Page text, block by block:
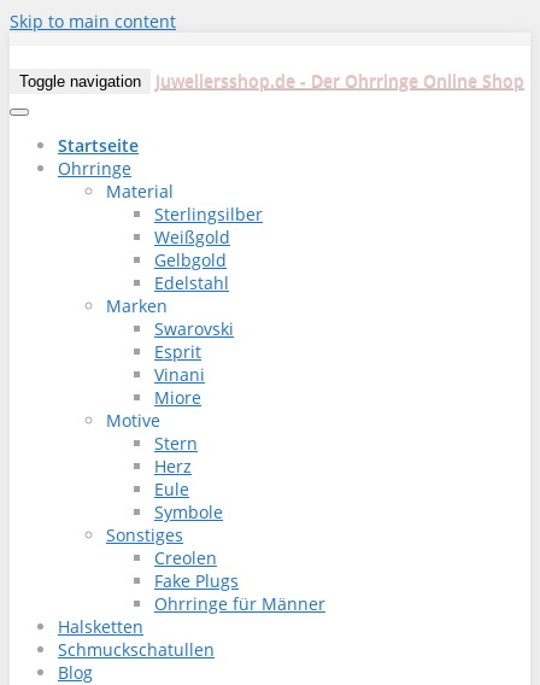
Skip to main content
Toggle navigation Juweliersshop.de - Der Ohrringe Online Shop
Startseite
Ohrringe
Material
Sterlingsilber
Weißgold
Gelbgold
Edelstahl
Marken
Swarovski
Esprit
Vinani
Miore
Motive
Stern
Herz
Eule
Symbole
Sonstiges
Creolen
Fake Plugs
Ohrringe für Männer
Halsketten
Schmuckschatullen
Blog